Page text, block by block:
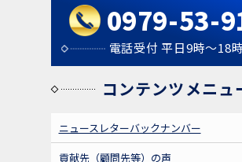
0979-53-
電話受付 平日9時～18時
コンテンツメニュ
ニュースレターバックナンバー
貢献先（顧問先等）の声